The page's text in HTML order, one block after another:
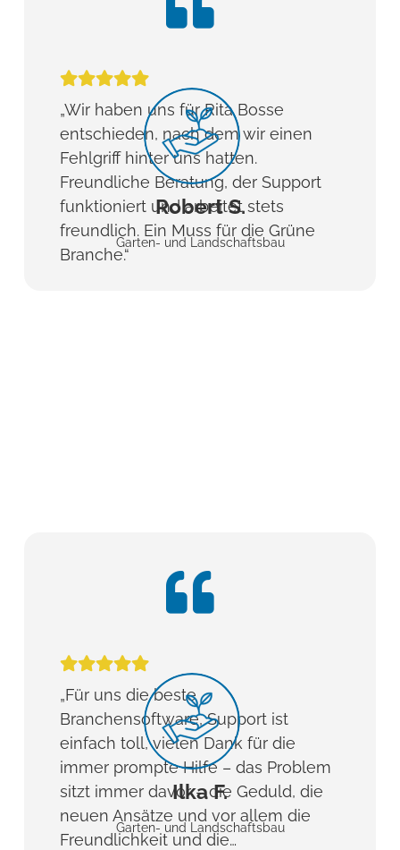
„Wir haben uns für Rita Bosse
entschieden, nach dem wir einen
Fehlgriff hinter uns hatten.
Freundliche Beratung, der Support
funktioniert und arbeitet stets
freundlich. Ein Muss für die Grüne
Branche.“
Robert S.
Garten- und Landschaftsbau
„Für uns die beste
Branchensoftware, Support ist
einfach toll, vielen Dank für die
immer prompte Hilfe – das Problem
sitzt immer davor – die Geduld, die
neuen Ansätze und vor allem die
Freundlichkeit und die…
Ilka F.
Garten- und Landschaftsbau